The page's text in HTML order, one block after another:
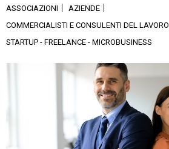
Ecommerce
Email Marketing
Financial Solutions
Trust Services
ASSOCIAZIONI
AZIENDE
COMMERCIALISTI E CONSULENTI DEL LAVORO
STARTUP - FREELANCE - MICROBUSINESS